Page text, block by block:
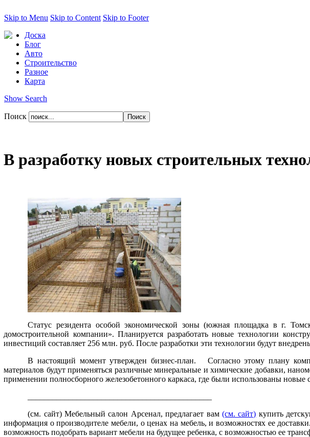
Skip to Menu Skip to Content Skip to Footer
Доска
Блог
Авто
Строительство
Разное
Карта
Show Search
Поиск
В разработку новых строительных
Статус резидента особой экономической зоны (южная площадка в г.
домостроительной компании». Планируется разработать новые технологии
инвестиций составляет 256 млн. руб. После разработки эти технологии будут
В настоящий момент утвержден бизнес-план. Согласно этому плану
материалов будут применяться различные минеральные и химические добавки,
применении полносборного железобетонного каркаса, где были использованы новые
(см. сайт) Мебельный салон Арсенал, предлагает вам(см. сайт) купить
информация о производителе мебели, о ценах на мебель, и возможностях ее
возможность подобрать вариант мебели на будущее ребенка, с возможностью ее